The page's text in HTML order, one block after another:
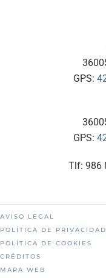
GPS:
GPS:
Tlf: 986
AVISO LEGAL
POLÍTICA DE PRIVACIDAD
POLÍTICA DE COOKIES
CRÉDITOS
MAPA WEB